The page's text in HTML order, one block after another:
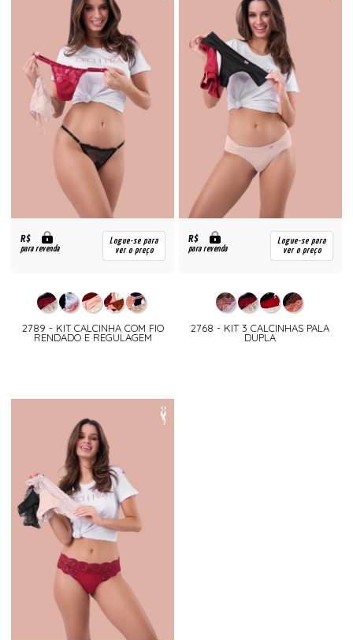
R$
para revenda
Logue-se para
ver o preço
2789 - KIT CALCINHA COM FIO
RENDADO E REGULAGEM
R$
para revenda
Logue-se para
ver o preço
2768 - KIT 3 CALCINHAS PALA
DUPLA